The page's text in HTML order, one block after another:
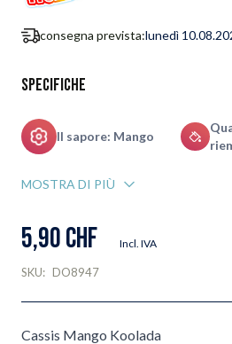
consegna prevista:lunedì
Specifiche
Il sapore: Mango
MOSTRA DI PIÙ
5,90 CHF Incl. IVA
SKU: DO8947
Cassis Mango Koolada